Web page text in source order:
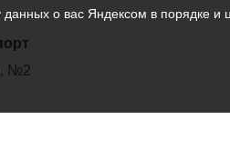
№2
данных о вас Яндексом в порядке и